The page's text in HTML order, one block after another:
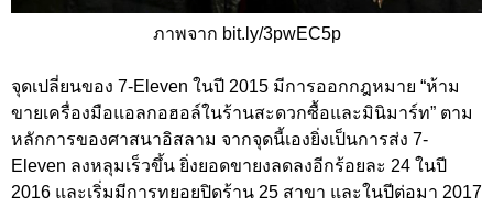
ภาพจาก bit.ly/3pwEC5p
จุดเปลี่ยนของ 7-Eleven ในปี 2015 มีการออกกฎหมาย “ห้าม
ขายเครื่องมือแอลกอฮอล์ในร้านสะดวกซื้อและมินิมาร์ท” ตาม
หลักการของศาสนาอิสลาม จากจุดนี้เองยิ่งเป็นการส่ง 7-
Eleven ลงหลุมเร็วขึ้น ยิ่งยอดขายงลดลงอีกร้อยละ 24 ในปี
2016 และเริ่มมีการทยอยปิดร้าน 25 สาขา และในปีต่อมา 2017